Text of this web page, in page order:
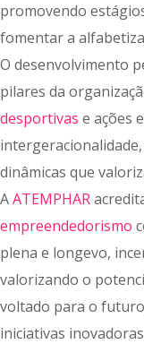
promovendo
fomentar a
O desenvolvimento
pilares da
desportivas e ações
dinâmicas que
AATEMPHAR
empreendedorismo
plena e longevo,
valorizando o
voltado para o
iniciativas